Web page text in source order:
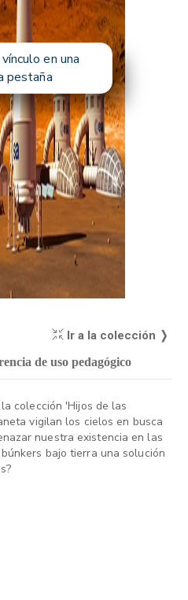
en una
pestaña
Ir a la colección ❭
de uso pedagógico
colección 'Hijos de las
vigilan los cielos en busca
nuestra existencia en las
bajo tierra una solución